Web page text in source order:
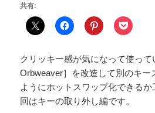
共有:
クリッキー感が気になって使っ
Orbweaver］を改造して別のキー
ようにホットスワップ化できる
回はキーの取り外し編です。